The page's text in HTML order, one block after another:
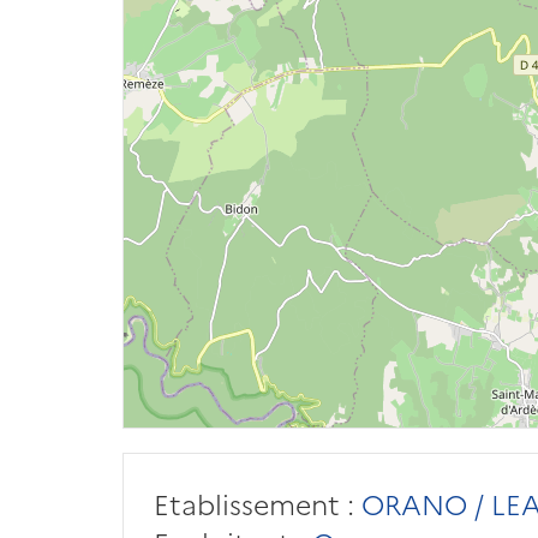
Etablissement : ORANO /